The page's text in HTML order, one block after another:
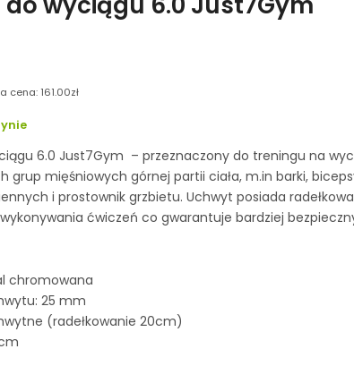
cena: 161.00zł
6.0 Just7Gym – przeznaczony do treningu na
grup mięśniowych górnej partii ciała, m.in barki,
i prostownik grzbietu. Uchwyt posiada
ćwiczeń co gwarantuje bardziej
chromowana
25 mm
(radełkowanie 20cm)